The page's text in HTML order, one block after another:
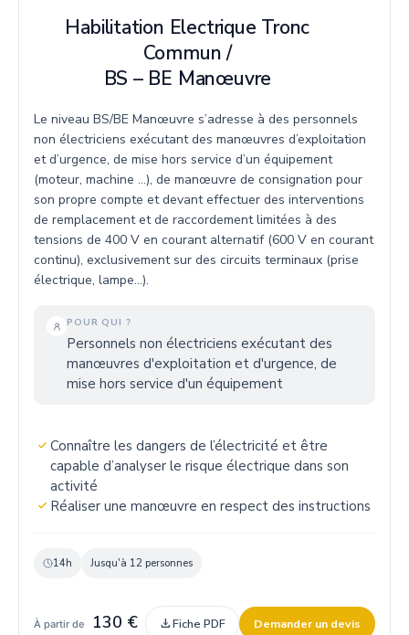
Habilitation Electrique Tronc
Commun /
BS – BE Manœuvre
Le niveau BS/BE Manœuvre s’adresse à des personnels
non électriciens exécutant des manœuvres d’exploitation
et d’urgence, de mise hors service d’un équipement
(moteur, machine …), de manœuvre de consignation pour
son propre compte et devant effectuer des interventions
de remplacement et de raccordement limitées à des
tensions de 400 V en courant alternatif (600 V en courant
continu), exclusivement sur des circuits terminaux (prise
électrique, lampe…).
POUR QUI ?
Personnels non électriciens exécutant des
manœuvres d'exploitation et d'urgence, de
mise hors service d'un équipement
Connaître les dangers de l’électricité et être
capable d’analyser le risque électrique dans son
activité
Réaliser une manœuvre en respect des instructions
14h Jusqu'à 12 personnes
À partir de 130 € downloadFiche PDF Demander un devis